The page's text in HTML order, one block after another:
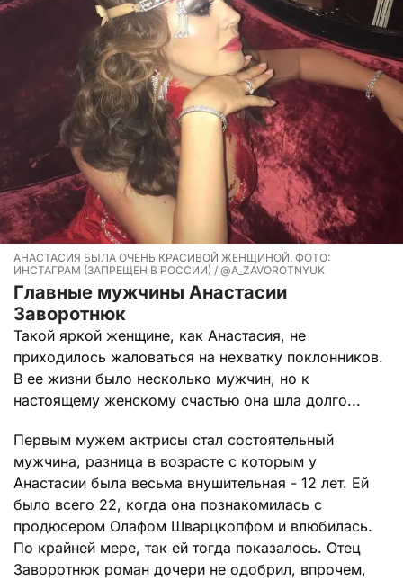
АНАСТАСИЯ БЫЛА ОЧЕНЬ КРАСИВОЙ ЖЕНЩИНОЙ. ФОТО:
ИНСТАГРАМ (ЗАПРЕЩЕН В РОССИИ) / @A_ZAVOROTNYUK
Главные мужчины Анастасии
Заворотнюк
Такой яркой женщине, как Анастасия, не
приходилось жаловаться на нехватку поклонников.
В ее жизни было несколько мужчин, но к
настоящему женскому счастью она шла долго...
Первым мужем актрисы стал состоятельный
мужчина, разница в возрасте с которым у
Анастасии была весьма внушительная - 12 лет. Ей
было всего 22, когда она познакомилась с
продюсером Олафом Шварцкопфом и влюбилась.
По крайней мере, так ей тогда показалось. Отец
Заворотнюк роман дочери не одобрил, впрочем,